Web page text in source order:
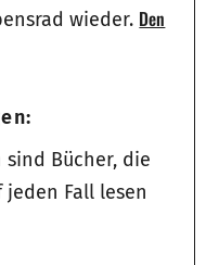
wieder. Den
Bücher, die
Fall lesen